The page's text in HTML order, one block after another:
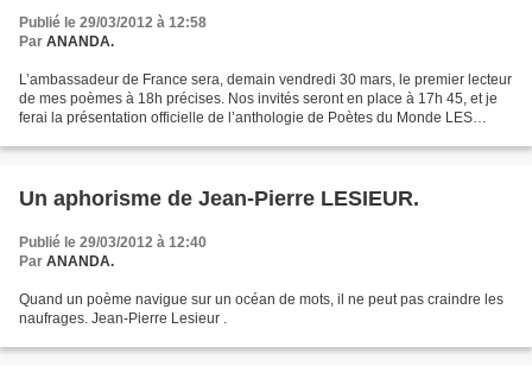
Publié le 29/03/2012 à 12:58
Par ANANDA.
L’ambassadeur de France sera, demain vendredi 30 mars, le premier lecteur
de mes poèmes à 18h précises. Nos invités seront en place à 17h 45, et je
ferai la présentation officielle de l’anthologie de Poètes du Monde LES
Un aphorisme de Jean-Pierre LESIEUR.
Publié le 29/03/2012 à 12:40
Par ANANDA.
Quand un poème navigue sur un océan de mots, il ne peut pas craindre les
naufrages. Jean-Pierre Lesieur .